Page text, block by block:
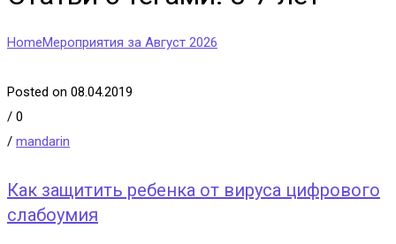
HomeМероприятия за Август 2026
Posted on 08.04.2019
/ 0
/ mandarin
Как защитить ребенка от вируса цифрового
слабоумия